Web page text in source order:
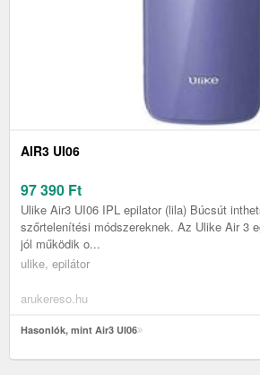
AIR3 UI06
97 390 Ft
Ulike Air3 UI06 IPL epilator (lila) Búcsút
szőrtelenítési módszereknek. Az Ulike Air 3
jól működik o...
ulike, epilátor
arukereso.hu
Hasonlók, mint Air3 UI06